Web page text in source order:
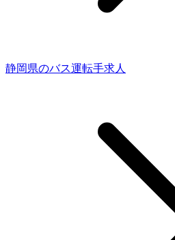
静岡県のバス運転手求人